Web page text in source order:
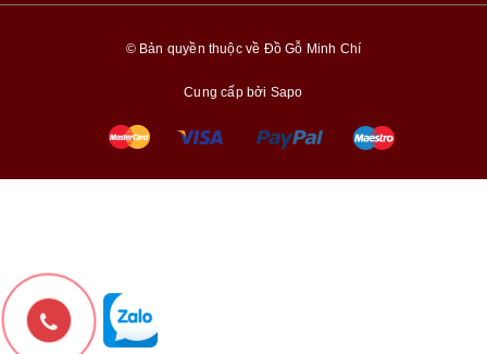
© Bản quyền thuộc về Đồ Gỗ Minh Chí
Cung cấp bởi Sapo